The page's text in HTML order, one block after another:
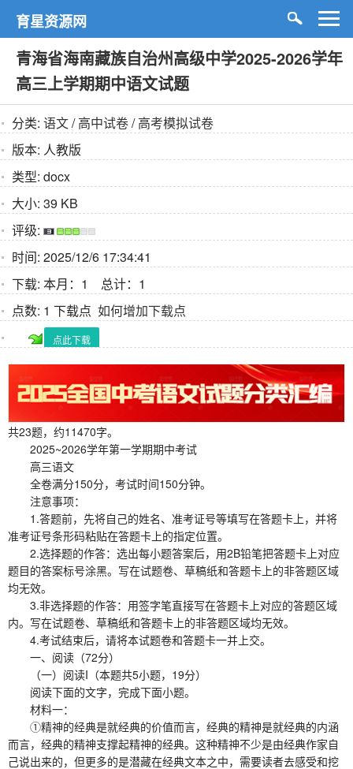
育星资源网
青海省海南藏族自治州高级中学2025-2026学年
高三上学期期中语文试题
分类: 语文/高中试卷/高考模拟试卷
版本: 人教版
类型: docx
大小: 39 KB
评级:
时间: 2025/12/6 17:34:41
下载: 本月：1 总计：1
点数: 1 下载点 如何增加下载点
点此下载
共23题，约11470字。
2025~2026学年第一学期期中考试
高三语文
全卷满分150分，考试时间150分钟。
注意事项：
1.答题前，先将自己的姓名、准考证号等填写在答题卡上，并将
准考证号条形码粘贴在答题卡上的指定位置。
2.选择题的作答：选出每小题答案后，用2B铅笔把答题卡上对应
题目的答案标号涂黑。写在试题卷、草稿纸和答题卡上的非答题区域
均无效。
3.非选择题的作答：用签字笔直接写在答题卡上对应的答题区域
内。写在试题卷、草稿纸和答题卡上的非答题区域均无效。
4.考试结束后，请将本试题卷和答题卡一并上交。
一、阅读（72分）
（一）阅读I（本题共5小题，19分）
阅读下面的文字，完成下面小题。
材料一：
①精神的经典是就经典的价值而言，经典的精神是就经典的内涵
而言，经典的精神支撑起精神的经典。这种精神不少是由经典作家自
己说出来的，但更多的是潜藏在经典文本之中，需要读者去感受和挖